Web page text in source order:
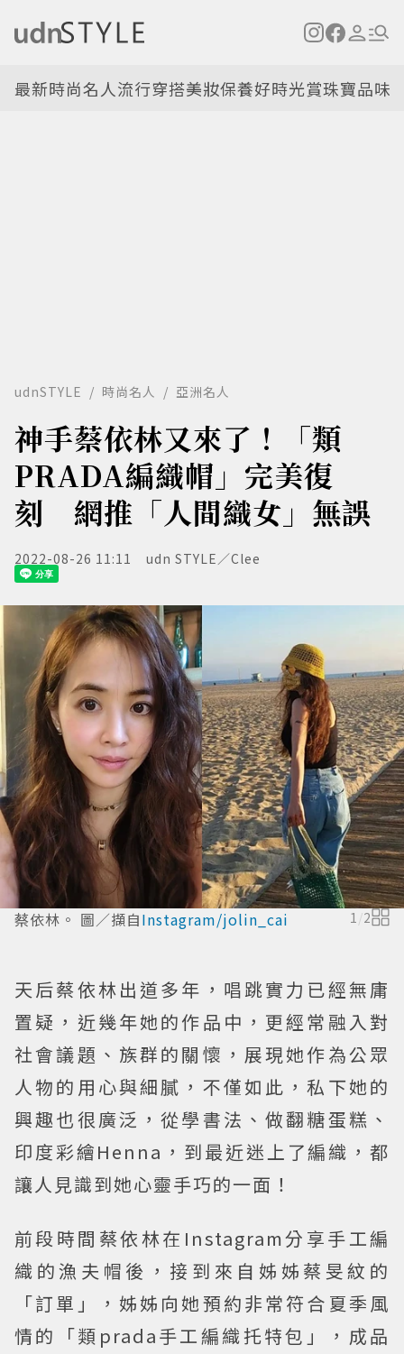
最新時尚名人流行穿搭美妝保養好時光賞珠寶品味
udnSTYLE 時尚名人 亞洲名人
神手蔡依林又來了！「類
PRADA編織帽」完美復
刻 網推「人間織女」無誤
2022-08-26 11:11 udn STYLE／Clee
蔡依林。 圖／擷自Instagram/jolin_cai 1/2
天后蔡依林出道多年，唱跳實力已經無庸
置疑，近幾年她的作品中，更經常融入對
社會議題、族群的關懷，展現她作為公眾
人物的用心與細膩，不僅如此，私下她的
興趣也很廣泛，從學書法、做翻糖蛋糕、
印度彩繪Henna，到最近迷上了編織，都
讓人見識到她心靈手巧的一面！
前段時間蔡依林在Instagram分享手工編
織的漁夫帽後，接到來自姊姊蔡旻紋的
「訂單」，姊姊向她預約非常符合夏季風
情的「類prada手工編織托特包」，成品